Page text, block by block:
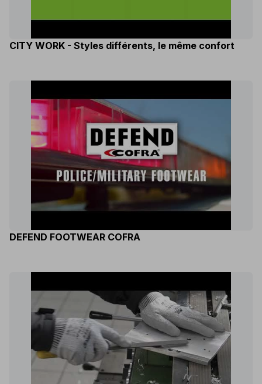
CITY WORK - Styles différents, le même confort
DEFEND FOOTWEAR COFRA